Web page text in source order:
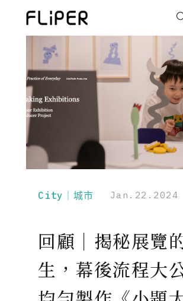
City｜城市 Jan.22.2024
回顧｜揭秘展覽
生，幕後流程大